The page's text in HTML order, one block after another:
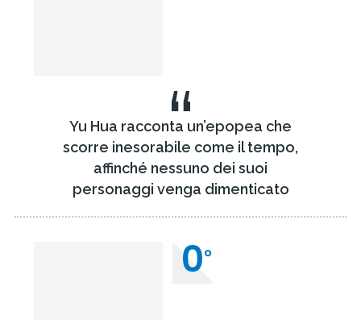
“
Yu Hua racconta un’epopea che
scorre inesorabile come il tempo,
affinché nessuno dei suoi
personaggi venga dimenticato
0°